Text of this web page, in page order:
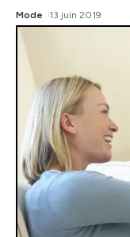
Mode 13 juin 2019